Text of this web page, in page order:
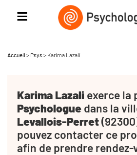
Accueil > Psys > Karima Lazali
Karima Lazali exerce la
Psychologue dans la
Levallois-Perret
pouvez contacter ce
afin de prendre rendez-